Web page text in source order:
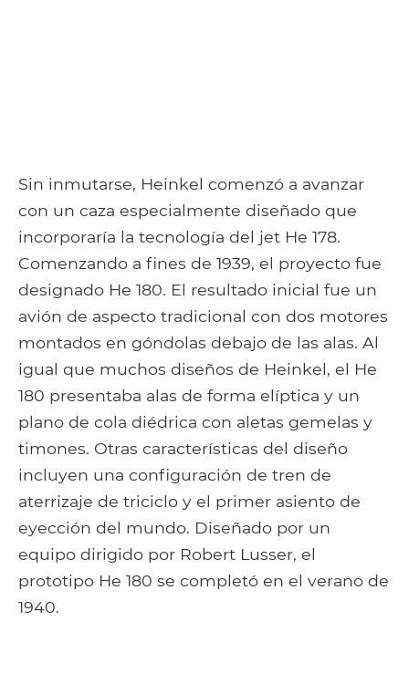
Sin inmutarse, Heinkel comenzó a avanzar
con un caza especialmente diseñado que
incorporaría la tecnología del jet He 178.
Comenzando a fines de 1939, el proyecto fue
designado He 180. El resultado inicial fue un
avión de aspecto tradicional con dos motores
montados en góndolas debajo de las alas. Al
igual que muchos diseños de Heinkel, el He
180 presentaba alas de forma elíptica y un
plano de cola diédrica con aletas gemelas y
timones. Otras características del diseño
incluyen una configuración de tren de
aterrizaje de triciclo y el primer asiento de
eyección del mundo. Diseñado por un
equipo dirigido por Robert Lusser, el
prototipo He 180 se completó en el verano de
1940.